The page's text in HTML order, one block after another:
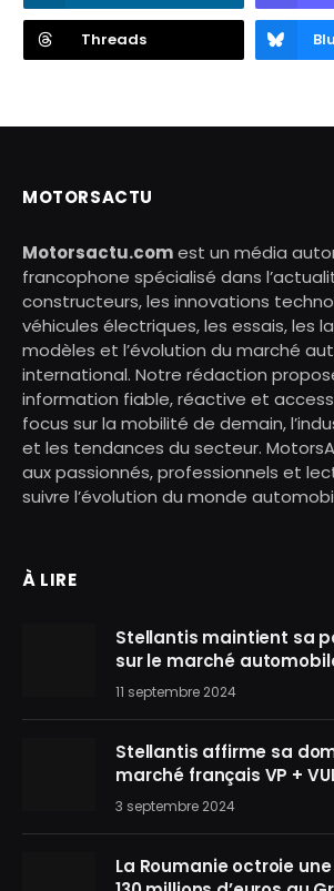
Threads
MOTORSACTU
Motorsactu.comest un média
francophone spécialisé dans
constructeurs, les innovations
véhicules électriques, les essais, les
modèles et l’évolution du marché
international. Notre rédaction
information fiable, réactive et
focus sur la mobilité de demain,
et les tendances du secteur.
aux passionnés, professionnels et
suivre l’évolution du monde
À LIRE
Stellantis maintient sa
sur le marché
11 septembre 2024
Stellantis affirme sa
marché français VP +
3 septembre 2024
La Roumanie octroie